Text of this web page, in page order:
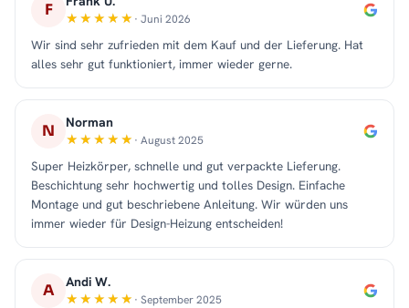
F · Juni 2026
Wir sind sehr zufrieden mit dem Kauf und der Lieferung. Hat
alles sehr gut funktioniert, immer wieder gerne.
N Norman
· August 2025
Super Heizkörper, schnelle und gut verpackte Lieferung.
Beschichtung sehr hochwertig und tolles Design. Einfache
Montage und gut beschriebene Anleitung. Wir würden uns
immer wieder für Design-Heizung entscheiden!
A Andi W.
· September 2025